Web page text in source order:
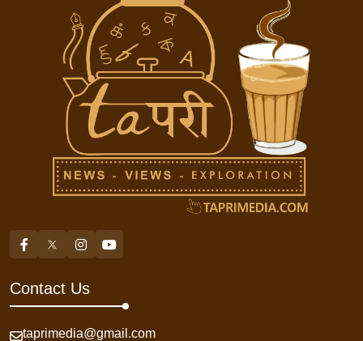
Contact Us
taprimedia@gmail.com